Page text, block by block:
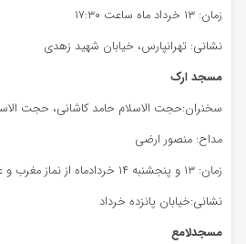
زمان: ۱۳ خرداد ماه ساعت ۱۷:۳۰
نشانی: تهرانپارس، خیابان شهید زهدی
مسجد ارک
سخنران:حجت الاسلام حامد کاشانی، حجت
مداح: منصور ارضی
زمان: ۱۳ و پنجشنبه ۱۴ خردادماه از نماز مغرب و عشا
نشانی:خیابان پانزده خرداد
مسجدلامع